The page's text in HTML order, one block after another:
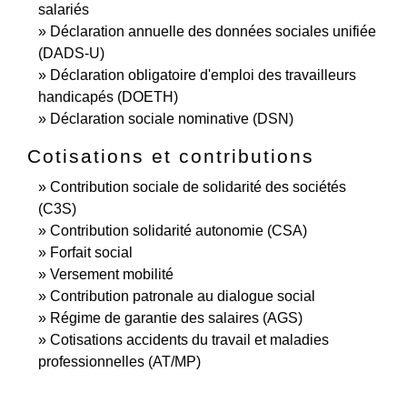
salariés
Déclaration annuelle des données sociales unifiée
(DADS-U)
Déclaration obligatoire d'emploi des travailleurs
handicapés (DOETH)
Déclaration sociale nominative (DSN)
Cotisations et contributions
Contribution sociale de solidarité des sociétés
(C3S)
Contribution solidarité autonomie (CSA)
Forfait social
Versement mobilité
Contribution patronale au dialogue social
Régime de garantie des salaires (AGS)
Cotisations accidents du travail et maladies
professionnelles (AT/MP)